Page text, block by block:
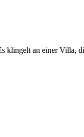
an einer Villa,